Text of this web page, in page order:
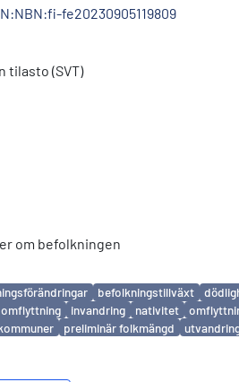
fe20230905119809
tilasto (SVT)
om befolkningen
befolkningstillväxt
invandring nativitet
preliminär folkmängd